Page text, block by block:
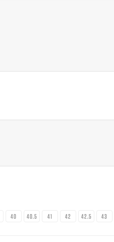
40 40.5 41 42 42.5 43